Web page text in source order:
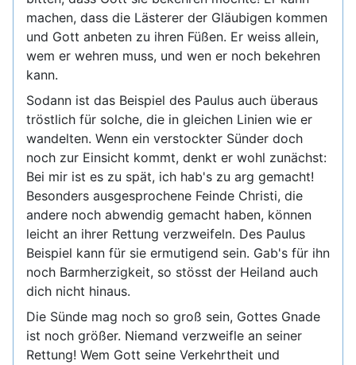
machen, dass die Lästerer der Gläubigen kommen
und Gott anbeten zu ihren Füßen. Er weiss allein,
wem er wehren muss, und wen er noch bekehren
kann.
Sodann ist das Beispiel des Paulus auch überaus
tröstlich für solche, die in gleichen Linien wie er
wandelten. Wenn ein verstockter Sünder doch
noch zur Einsicht kommt, denkt er wohl zunächst:
Bei mir ist es zu spät, ich hab's zu arg gemacht!
Besonders ausgesprochene Feinde Christi, die
andere noch abwendig gemacht haben, können
leicht an ihrer Rettung verzweifeln. Des Paulus
Beispiel kann für sie ermutigend sein. Gab's für ihn
noch Barmherzigkeit, so stösst der Heiland auch
dich nicht hinaus.
Die Sünde mag noch so groß sein, Gottes Gnade
ist noch größer. Niemand verzweifle an seiner
Rettung! Wem Gott seine Verkehrtheit und